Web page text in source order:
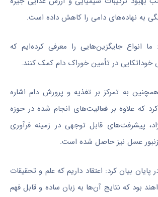
به نهاده‌های دامی را کاهش داده است.
ما انواع جایگزین‌هایی را معرفی کرده‌ایم که
خوداتکایی در تأمین خوراک دام کمک کنند.
به تمرکز بر تغذیه و پرورش دام اشاره
که علاوه بر فعالیت‌های انجام شده در حوزه
پیشرفت‌های قابل توجهی در زمینه فرآوری
عسل نیز حاصل شده است.
پایان بیان کرد: اعتقاد داریم که علم و تحقیقات
بود که نتایج آن‌ها به زبان ساده و قابل فهم